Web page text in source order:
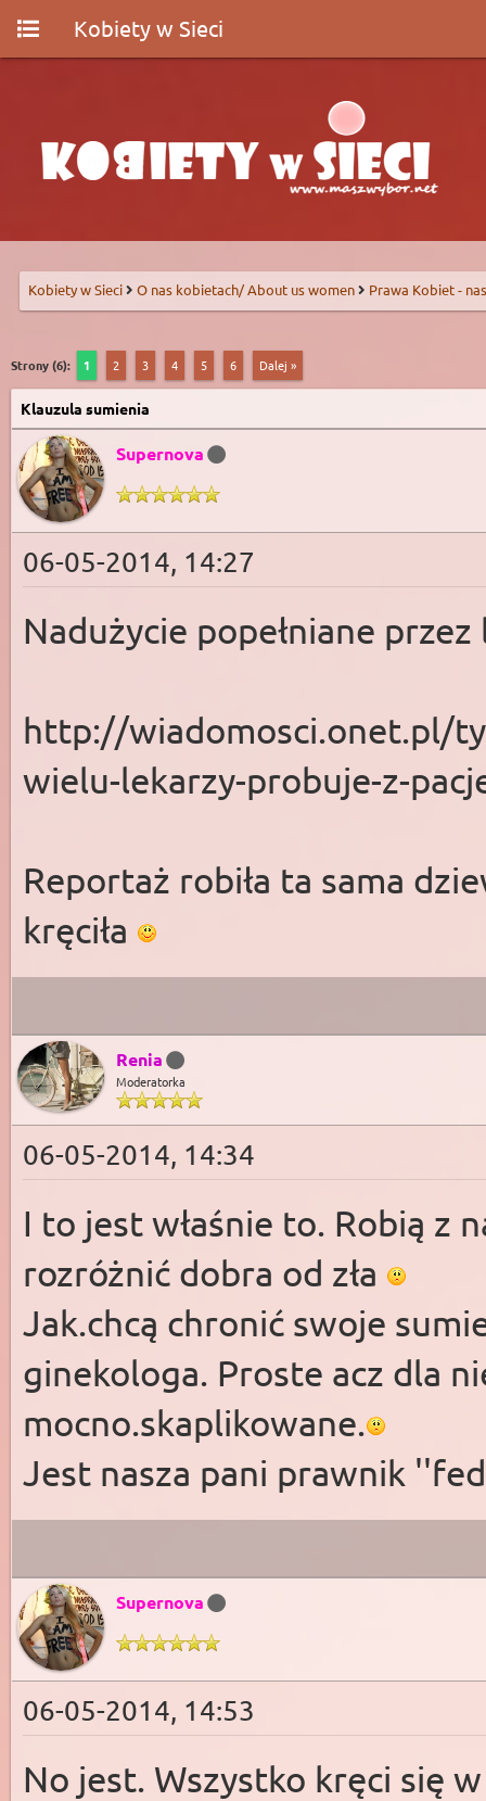
Kobiety w Sieci
Kobiety w Sieci O nas kobietach/ About us women Prawa Kobiet -
Strony (6): 1 2 3 4 5 6 Dalej »
Klauzula sumienia
Supernova
06-05-2014, 14:27
Nadużycie popełniane przez
http://wiadomosci.onet.pl/
wielu-lekarzy-probuje-z-
Reportaż robiła ta sama
kręciła
Renia
Moderatorka
06-05-2014, 14:34
I to jest właśnie to. Robią z
rozróżnić dobra od zła
Jak.chcą chronić swoje
ginekologa. Proste acz dla
mocno.skaplikowane.
Jest nasza pani prawnik
Supernova
06-05-2014, 14:53
No jest. Wszystko kręci się